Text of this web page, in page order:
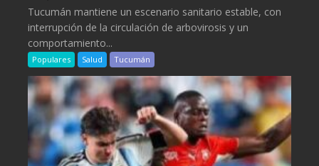
Tucumán mantiene un escenario sanitario estable, con
interrupción de la circulación de arbovirosis y un
comportamiento...
Populares Salud Tucumán